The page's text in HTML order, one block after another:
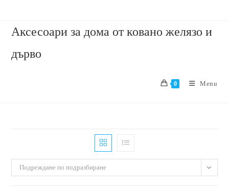
Аксесоари за дома от ковано желязо и
дърво
0 Menu
Подреждане по подразбиране